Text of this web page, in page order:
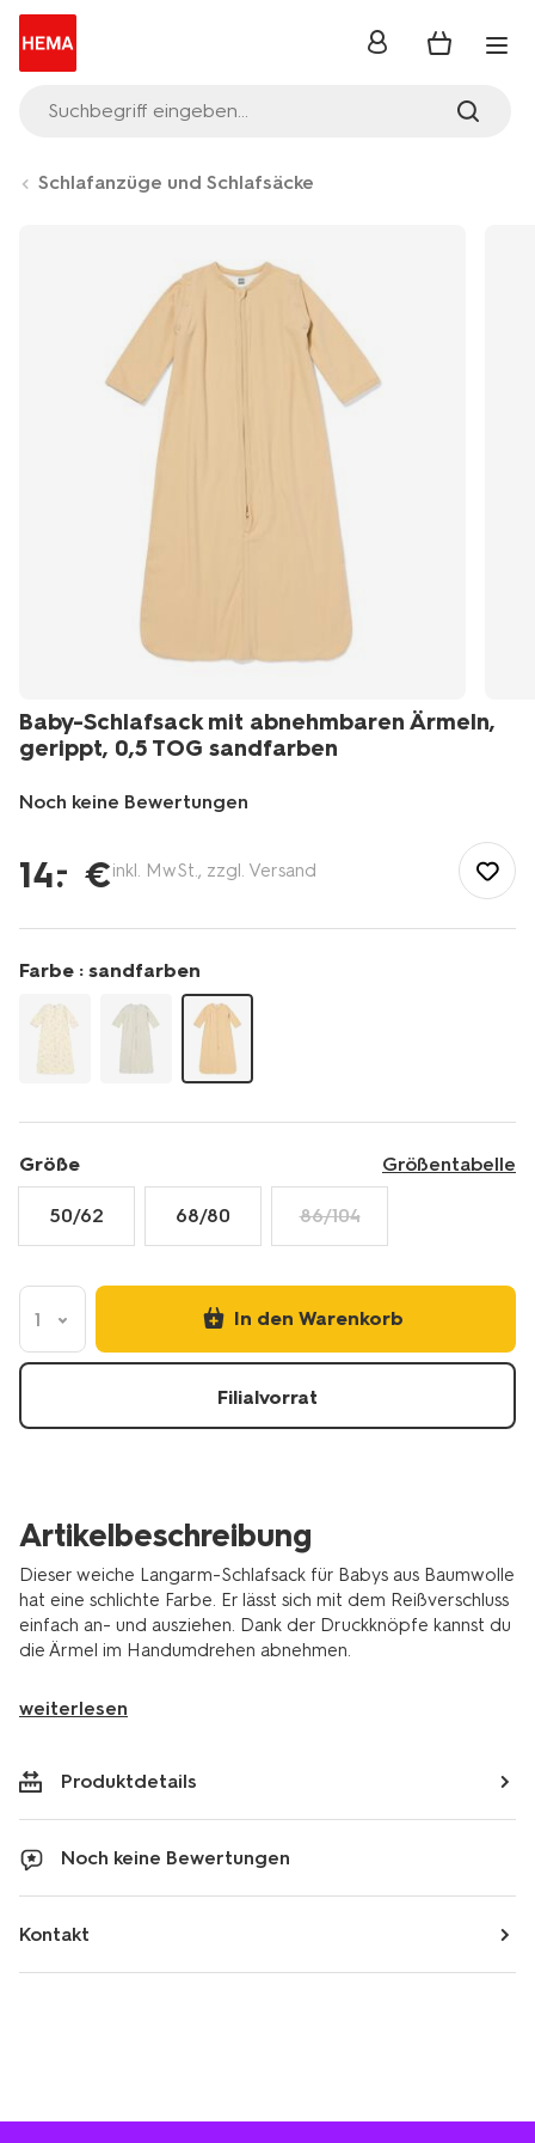
Suchbegriff eingeben...
Anmelden
Schlafanzüge und Schlafsäcke
Baby-Schlafsack mit abnehmbaren Ärmeln,
gerippt, 0,5 TOG sandfarben
Noch keine Bewertungen
de/baby/babykleidung/baby-
pyjamas-
schlafsaecke/baby-
schlafsack-
mit-
abnehmbaren-
aermeln-
33303560SAND.html
14.
– €inkl. MwSt., zzgl. Versand
Farbe : sandfarben
Größe Größentabelle
50/62 68/80 86/104
1 In den Warenkorb
Filialvorrat
Artikelbeschreibung
Dieser weiche Langarm-Schlafsack für Babys aus Baumwolle
hat eine schlichte Farbe. Er lässt sich mit dem Reißverschluss
einfach an- und ausziehen. Dank der Druckknöpfe kannst du
die Ärmel im Handumdrehen abnehmen.
weiterlesen
Produktdetails
Noch keine Bewertungen
Kontakt